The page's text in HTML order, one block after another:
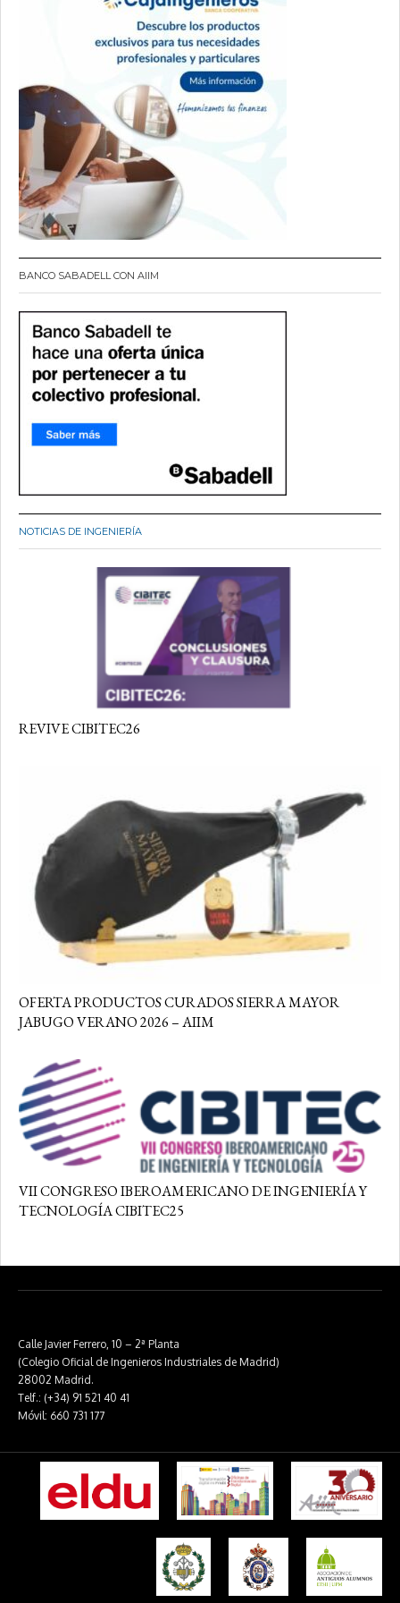
BANCO SABADELL CON AIIM
NOTICIAS DE INGENIERÍA
REVIVE CIBITEC26
OFERTA PRODUCTOS CURADOS SIERRA MAYOR
JABUGO VERANO 2026 – AIIM
VII CONGRESO IBEROAMERICANO DE INGENIERÍA Y
TECNOLOGÍA CIBITEC25
Calle Javier Ferrero, 10 – 2ª Planta
(Colegio Oficial de Ingenieros Industriales de Madrid)
28002 Madrid.
Telf.: (+34) 91 521 40 41
Móvil: 660 731 177